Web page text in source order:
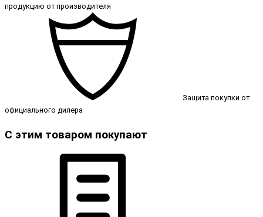
продукцию от производителя
Защита покупки от
официального дилера
С этим товаром покупают